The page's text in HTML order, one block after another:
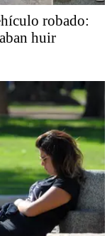
robado:
huir